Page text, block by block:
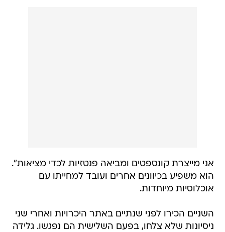
אני מייצרת קונספטים ומביאה פנטזיות לכדי מציאות".
הוא משפיע בכיוונים אחרים ועובד למחייתו עם
אוכלוסיות מיוחדות.
השניים הכירו לפני שנתיים באתר היכרויות ואחרי שני
ניסיונות שלא צלחו, בפעם השלישית הם נפגשו. גלידה